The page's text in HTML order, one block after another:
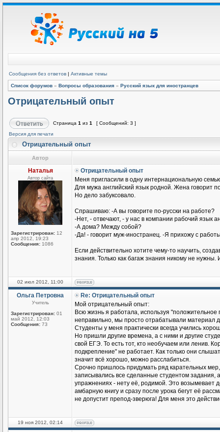
Сообщения без ответов | Активные темы
Список форумов » Вопросы образования » Русский язык для иностранцев
Отрицательный опыт
Страница 1 из 1
[ Сообщений: 3 ]
Версия для печати
Отрицательный опыт
Автор
Наталья
Автор сайта
Зарегистрирован: 12
апр 2012, 19:23
Сообщения: 1086
Отрицательный опыт
Меня пригласили в одну интернациональную
Для мужа английский язык родной. Жена говорит
Но дело забуксовало.
Спрашиваю: -А вы говорите по-русски на работе?
-Нет, - отвечают, - у нас в компании рабочий язык
-А дома? Между собой?
-Да! - говорит муж-иностранец. -Я прихожу с
Если действительно хотите чему-то научить,
знания. Только как багаж знания никому не
02 июл 2012, 11:00
Ольга Петровна
Учитель
Зарегистрирован: 01
май 2012, 12:03
Сообщения: 73
Re: Отрицательный опыт
Мой отрицательный опыт:
Всю жизнь я работала, используя "положительное
неправильно, мы просто отрабатывали материал
Студенты у меня практически всегда учились
Но пришли другие времена, а с ними и другие
свой ЕГЭ. То есть тот, кто необучаем или ленив.
подкрепление" не работает. Как только они
значит всё хорошо, можно расслабиться.
Срочно пришлось придумать ряд карательных
записывались все сделанные студентом задания,
упражнениях - нету её, родимой. Это возымевает
амбарную книгу и сразу после урока бегут её
не допустит препод-зверюга! Для меня это
19 ноя 2012, 02:14